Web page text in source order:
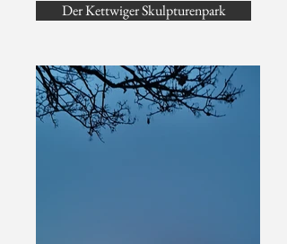
Der Kettwiger Skulpturenpark